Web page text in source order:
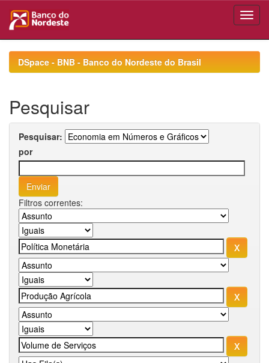
navigationDSpace - BNB - Banco do Nordeste do Brasil
Pesquisar
Pesquisar:
por
Filtros correntes: